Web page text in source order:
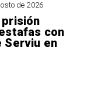
de 2026
prisión
con
Serviu en